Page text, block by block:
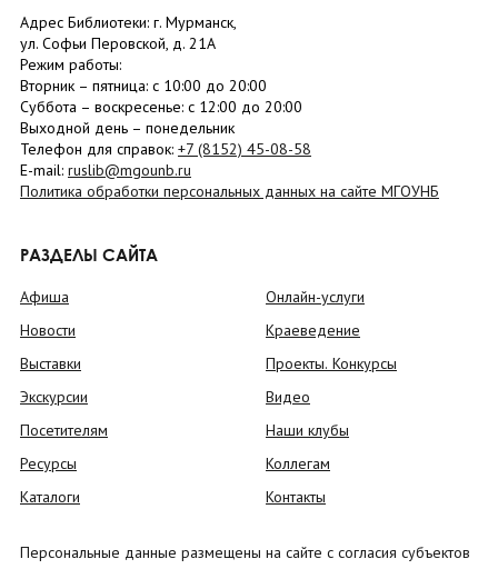
Адрес Библиотеки: г. Мурманск,
ул. Софьи Перовской, д. 21А
Режим работы:
Вторник – пятница: с 10:00 до 20:00
Суббота – воскресенье: c 12:00 до 20:00
Выходной день – понедельник
Телефон для справок: +7 (8152) 45-08-58
E-mail: ruslib@mgounb.ru
Политика обработки персональных данных на сайте МГОУНБ
РАЗДЕЛЫ САЙТА
Афиша
Новости
Выставки
Экскурсии
Посетителям
Ресурсы
Каталоги
Онлайн-услуги
Краеведение
Проекты. Конкурсы
Видео
Наши клубы
Коллегам
Контакты
Персональные данные размещены на сайте с согласия субъектов